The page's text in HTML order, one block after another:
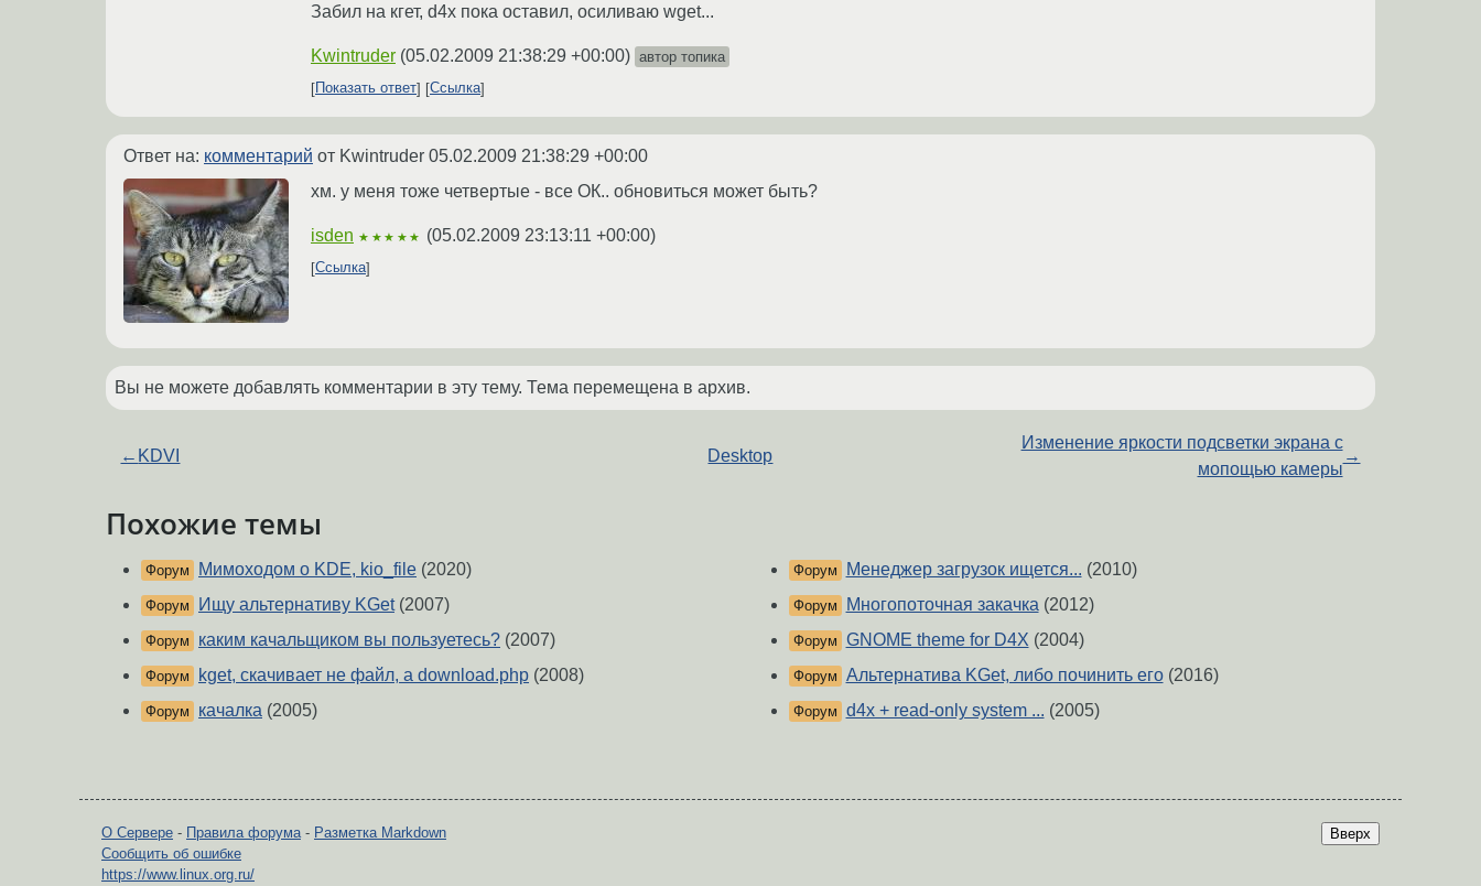
Забил на кгет, d4x пока оставил, осиливаю wget...
Kwintruder (05.02.2009 21:38:29 +00:00) автор топика
Показать ответ
Ссылка
Ответ на: комментарий от Kwintruder 05.02.2009 21:38:29 +00:00
хм. у меня тоже четвертые - все ОК.. обновиться может быть?
isden ★★★★★ (05.02.2009 23:13:11 +00:00)
Ссылка
Вы не можете добавлять комментарии в эту тему. Тема перемещена в архив.
← KDVI Desktop
Изменение яркости подсветки экрана с
мопощью камеры
→
Похожие темы
Форум Мимоходом о KDE, kio_file (2020)
Форум Ищу альтернативу KGet(2007)
Форум каким качальщиком вы пользуетесь? (2007)
Форум kget, скачивает не файл, а download.php (2008)
Форум качалка (2005)
Форум Менеджер загрузок ищется... (2010)
Форум Многопоточная закачка(2012)
Форум GNOME theme for D4X (2004)
Форум Альтернатива KGet, либо починить его(2016)
Форум d4x + read-only system ... (2005)
Вверх
О Сервере - Правила форума- Разметка Markdown
Сообщить об ошибке
https://www.linux.org.ru/